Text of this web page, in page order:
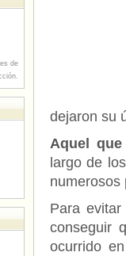
dejaron su
Aquel
largo de
numerosos
Para
conseguir
ocurrido
de